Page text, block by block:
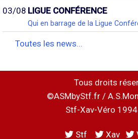
03/08 LIGUE CONFÉRENCE
Qui en barrage de la Ligue
Toutes les news...
Tous droits
©ASMbyStf.fr /
Stf-Xav-Véro
Stf Xav